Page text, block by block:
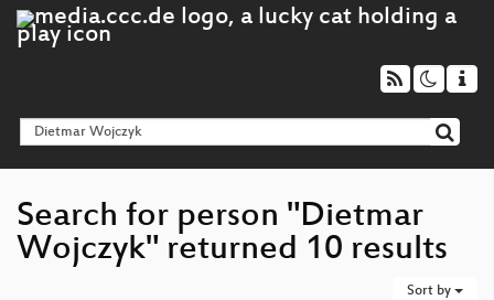
Search for person "Dietmar
Wojczyk" returned 10 results
Sort by